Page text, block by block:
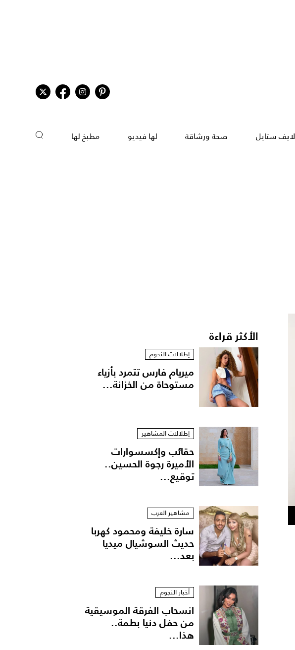
لايف ستايل صحة ورشاقة لها فيديو مطبخ لها
الأكثر قراءة
إطلالات النجوم
ميريام فارس تتمرد بأزياء
مستوحاة من الخزانة...
إطلالات المشاهير
حقائب وإكسسوارات
الأميرة رجوة الحسين..
توقيع...
مشاهير العرب
سارة خليفة ومحمود كهربا
حديث السوشيال ميديا
بعد...
أخبار النجوم
انسحاب الفرقة الموسيقية
من حفل دنيا بطمة..
هذا...